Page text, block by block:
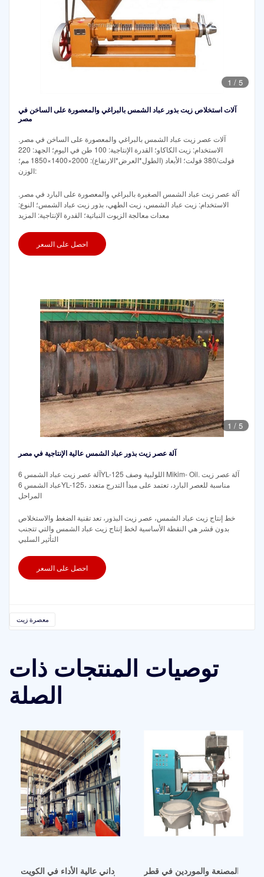
1 / 5
آلات استخلاص زيت بذور عباد الشمس بالبراغي والمعصورة على الساخن في
مصر
آلات عصر زيت عباد الشمس بالبراغي والمعصورة على الساخن في مصر.
الاستخدام: زيت الكاكاو؛ القدرة الإنتاجية: 100 طن في اليوم؛ الجهد: 220
فولت/380 فولت؛ الأبعاد (الطول*العرض*الارتفاع): 2000×1400×1850 مم؛
الوزن:
آلة عصر زيت عباد الشمس الصغيرة بالبراغي والمعصورة على البارد في مصر.
الاستخدام: زيت عباد الشمس، زيت الطهي، بذور زيت عباد الشمس؛ النوع:
معدات معالجة الزيوت النباتية؛ القدرة الإنتاجية: المزيد
احصل على السعر
1 / 5
آلة عصر زيت بذور عباد الشمس عالية الإنتاجية في مصر
آلة عصر زيت عباد الشمس 6YL-125 اللولبية وصف Mikim- Oil. آلة عصر زيت
عباد الشمس 6YL-125، مناسبة للعصر البارد، تعتمد على مبدأ التدرج متعدد
المراحل
خط إنتاج زيت عباد الشمس، عصر زيت البذور، تعد تقنية الضغط والاستخلاص
بدون قشر هي النقطة الأساسية لخط إنتاج زيت عباد الشمس والتي تتجنب
التأثير السلبي
احصل على السعر
معصرة زيت
توصيات المنتجات ذات
الصلة
آلة ضغط زيت الفول السوداني عالية الأداء في الكويت
المصنعة والموردين في قطر